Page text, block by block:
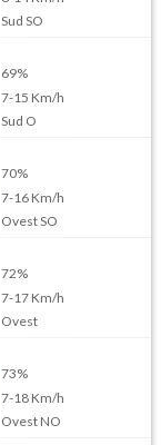
Sud SO
69%
7-15 Km/h
Sud O
70%
7-16Km/h
Ovest SO
72%
7-17Km/h
Ovest
73%
7-18Km/h
Ovest NO